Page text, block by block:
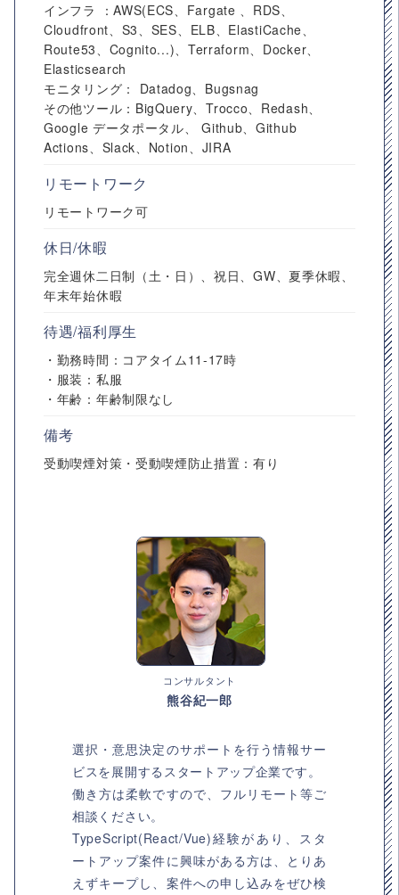
インフラ ：AWS(ECS、Fargate 、RDS、
Cloudfront、S3、SES、ELB、ElastiCache、
Route53、Cognito...)、Terraform、Docker、
Elasticsearch
モニタリング： Datadog、Bugsnag
その他ツール：BigQuery、Trocco、Redash、
Google データポータル、 Github、Github
Actions、Slack、Notion、JIRA
リモートワーク
リモートワーク可
休日/休暇
完全週休二日制（土・日）、祝日、GW、夏季休暇、
年末年始休暇
待遇/福利厚生
・勤務時間：コアタイム11-17時
・服装：私服
・年齢：年齢制限なし
備考
受動喫煙対策・受動喫煙防止措置：有り
コンサルタント
熊谷紀一郎
選択・意思決定のサポートを行う情報サー
ビスを展開するスタートアップ企業です。
働き方は柔軟ですので、フルリモート等ご
相談ください。
TypeScript(React/Vue)経験があり、スタ
ートアップ案件に興味がある方は、とりあ
えずキープし、案件への申し込みをぜひ検